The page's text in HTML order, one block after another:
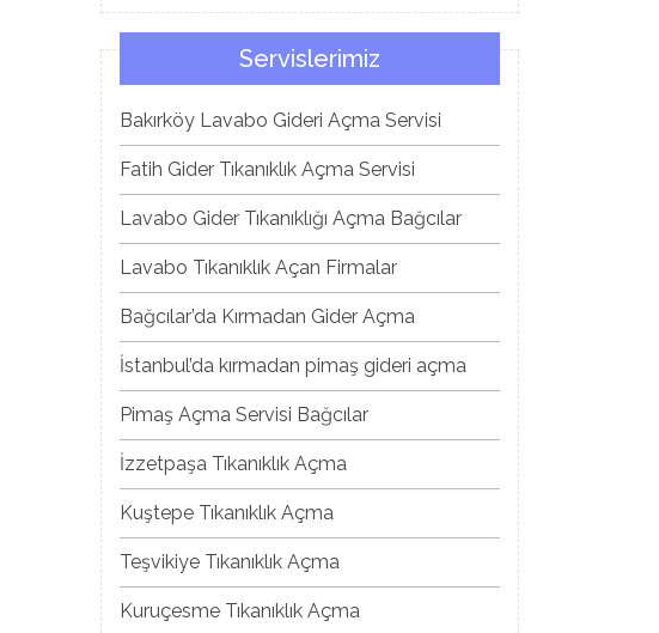
Servislerimiz
Bakırköy Lavabo Gideri Açma Servisi
Fatih Gider Tıkanıklık Açma Servisi
Lavabo Gider Tıkanıklığı Açma Bağcılar
Lavabo Tıkanıklık Açan Firmalar
Bağcılar’da Kırmadan Gider Açma
İstanbul’da kırmadan pimaş gideri açma
Pimaş Açma Servisi Bağcılar
İzzetpaşa Tıkanıklık Açma
Kuştepe Tıkanıklık Açma
Teşvikiye Tıkanıklık Açma
Kuruçesme Tıkanıklık Açma